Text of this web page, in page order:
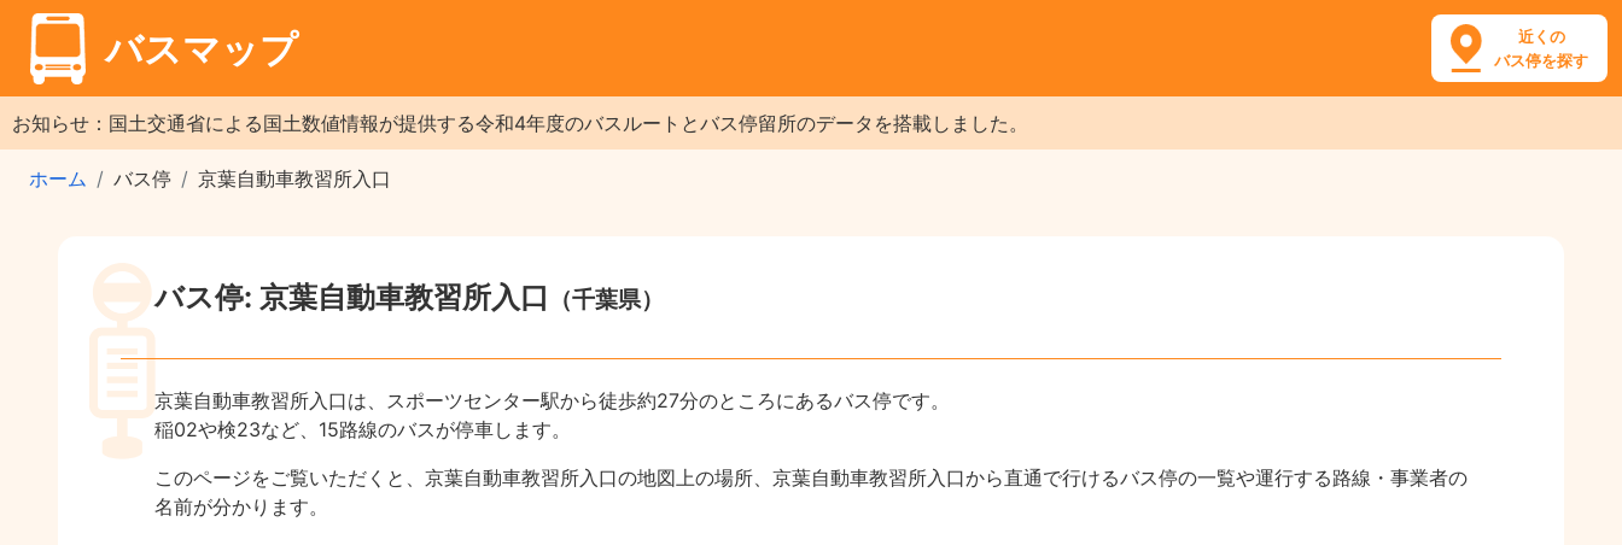
バスマップ
近くの
バス停を探す
お知らせ：国土交通省による国土数値情報が提供する令和4年度のバスルートとバス停留所のデータを搭載しました。
ホーム バス停 京葉自動車教習所入口
バス停: 京葉自動車教習所入口 （千葉県）
京葉自動車教習所入口は、スポーツセンター駅から徒歩約27分のところにあるバス停です。
稲02や検23など、15路線のバスが停車します。
このページをご覧いただくと、京葉自動車教習所入口の地図上の場所、京葉自動車教習所入口から直通で行けるバス停の一覧や運行する路線・事業者の
名前が分かります。